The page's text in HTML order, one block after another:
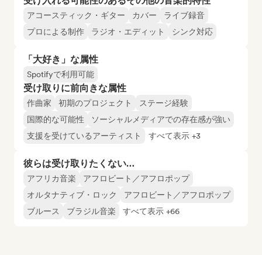
アコースティック・ギター カバー
ライブ録音
プロによる制作
ラジオ・エディット シンク対応
「大好き」な属性
Spotifyで利用可能
受け取りに前向きな属性
作曲家 初期のプロジェクト
ステージ経験
国際的な可能性
ソーシャルメディアでの存在感が強い
支援を受けているアーティスト
すべて表示 +3
彼らは受け取りたくない…
アフリカ音楽
アフロビート／アフロポップ
オルタナティブ・ロック
アフロビート／アフロポップ
ブルース
ブラジル音楽 すべて表示 +66